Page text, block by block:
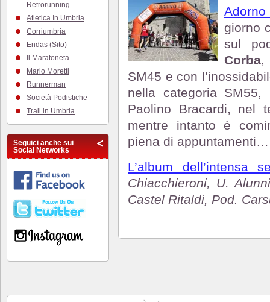
Retrorunning
Atletica In Umbria
Corriumbria
Endas (Sito)
Il Maratoneta
Mario Moretti
Runnerman
Società Podistiche
Trail in Umbria
Seguici anche sui
Social Networks
giorno
sul
Corba,
SM45 e con
nella categoria
Paolino Bracardi, nel
mentre intanto è
piena di appuntamenti…
L’album dell’intensa
Chiacchieroni, U.
Castel Ritaldi, Pod.